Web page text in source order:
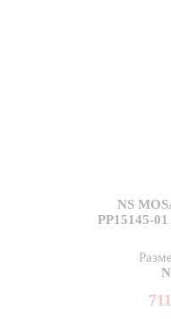
NS
PP15145-
711